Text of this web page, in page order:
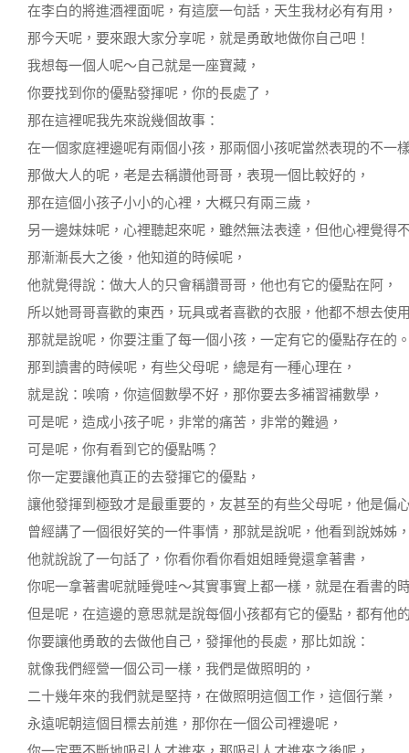
在李白的將進酒裡面呢，有這麼一句話，天生我材必有有用，
那今天呢，要來跟大家分享呢，就是勇敢地做你自己吧！
我想每一個人呢～自己就是一座寶藏，
你要找到你的優點發揮呢，你的長處了，
那在這裡呢我先來說幾個故事：
在一個家庭裡邊呢有兩個小孩，那兩個小孩呢當然表現的不一
那做大人的呢，老是去稱讚他哥哥，表現一個比較好的，
那在這個小孩子小小的心裡，大概只有兩三歲，
另一邊妹妹呢，心裡聽起來呢，雖然無法表達，但他心裡覺得
那漸漸長大之後，他知道的時候呢，
他就覺得說：做大人的只會稱讚哥哥，他也有它的優點在阿，
所以她哥哥喜歡的東西，玩具或者喜歡的衣服，他都不想去使
那就是說呢，你要注重了每一個小孩，一定有它的優點存在的
那到讀書的時候呢，有些父母呢，總是有一種心理在，
就是說：唉唷，你這個數學不好，那你要去多補習補數學，
可是呢，造成小孩子呢，非常的痛苦，非常的難過，
可是呢，你有看到它的優點嗎？
你一定要讓他真正的去發揮它的優點，
讓他發揮到極致才是最重要的，友甚至的有些父母呢，他是偏
曾經講了一個很好笑的一件事情，那就是說呢，他看到說姊姊
他就說說了一句話了，你看你看你看姐姐睡覺還拿著書，
你呢一拿著書呢就睡覺哇～其實事實上都一樣，就是在看書的
但是呢，在這邊的意思就是說每個小孩都有它的優點，都有他
你要讓他勇敢的去做他自己，發揮他的長處，那比如說：
就像我們經營一個公司一樣，我們是做照明的，
二十幾年來的我們就是堅持，在做照明這個工作，這個行業，
永遠呢朝這個目標去前進，那你在一個公司裡邊呢，